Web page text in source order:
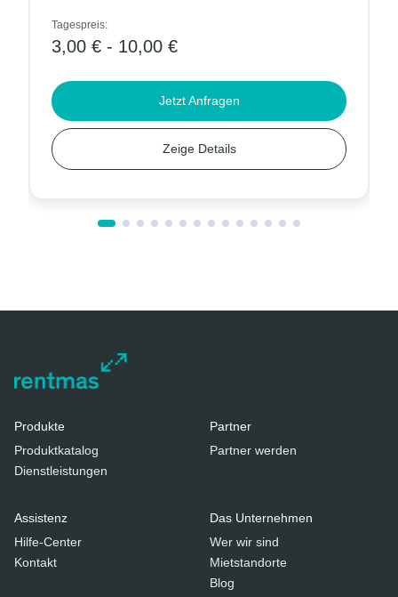
Tagespreis:
3,00 € - 10,00 €
Zeige Details
Jetzt Anfragen
Produkte
Produktkatalog
Dienstleistungen
Partner
Partner werden
Assistenz
Hilfe-Center
Kontakt
Das Unternehmen
Wer wir sind
Mietstandorte
Blog